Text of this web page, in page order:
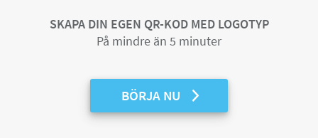
SKAPA DIN EGEN QR-KOD MED LOGOTYP
På mindre än 5 minuter
BÖRJA NU